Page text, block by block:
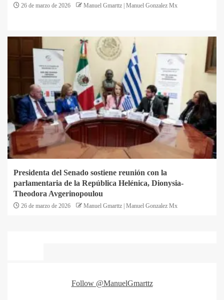
26 de marzo de 2026 Manuel Gmarttz | Manuel Gonzalez Mx
Presidenta del Senado sostiene reunión con la
parlamentaria de la República Helénica, Dionysia-
Theodora Avgerinopoulou
26 de marzo de 2026 Manuel Gmarttz | Manuel Gonzalez Mx
Follow @ManuelGmarttz